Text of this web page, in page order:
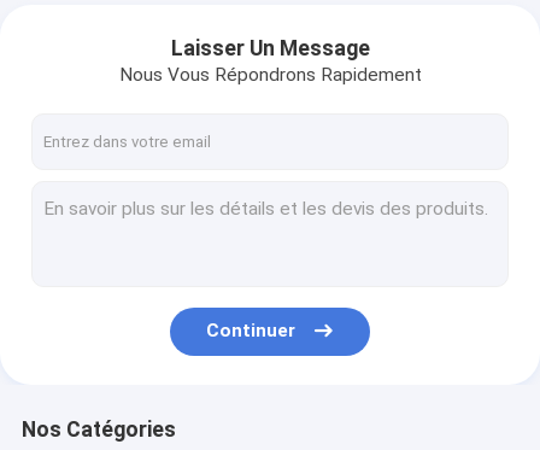
Laisser Un Message
Nous Vous Répondrons Rapidement
Continuer
Nos Catégories